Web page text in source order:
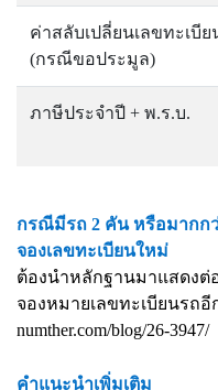
ค่าสลับเปลี่ยนเลขทะเบีย
(กรณีขอประมูล)
ภาษีประจำปี + พ.ร.บ.
กรณีมีรถ 2 คัน หรือมากก
จองเลขทะเบียนใหม่
ต้องนำหลักฐานมาแสดงต่
จองหมายเลขทะเบียนรถ
numther.com/blog/26-3947/
คำแนะนำเพิ่มเติม